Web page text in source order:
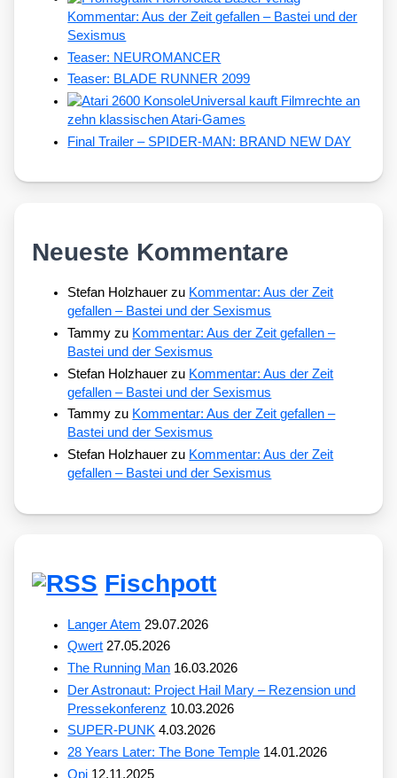
Kommentar: Aus der Zeit gefallen – Bastei und der
Sexismus
Teaser: NEUROMANCER
Teaser: BLADE RUNNER 2099
Universal kauft Filmrechte an
zehn klassischen Atari-Games
Final Trailer – SPIDER-MAN: BRAND NEW DAY
Neueste Kommentare
Stefan Holzhauer zu Kommentar: Aus der Zeit
gefallen – Bastei und der Sexismus
Tammy zu Kommentar: Aus der Zeit gefallen –
Bastei und der Sexismus
Stefan Holzhauer zu Kommentar: Aus der Zeit
gefallen – Bastei und der Sexismus
Tammy zu Kommentar: Aus der Zeit gefallen –
Bastei und der Sexismus
Stefan Holzhauer zu Kommentar: Aus der Zeit
gefallen – Bastei und der Sexismus
Fischpott
Langer Atem 29.07.2026
Qwert 27.05.2026
The Running Man 16.03.2026
Der Astronaut: Project Hail Mary – Rezension und
Pressekonferenz 10.03.2026
SUPER-PUNK 4.03.2026
28 Years Later: The Bone Temple 14.01.2026
Opi 12.11.2025